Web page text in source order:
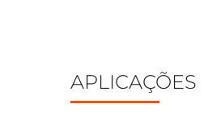
APLICAÇÕES